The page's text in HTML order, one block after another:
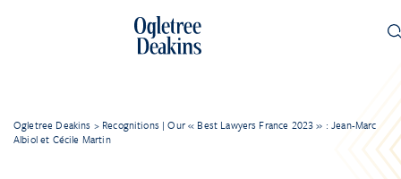
Ogletree Deakins > Recognitions | Our « Best Lawyers France 2023 » : Jean-Marc
Albiol et Cécile Martin